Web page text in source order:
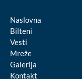
Naslovna
Bilteni
Vesti
Mreže
Galerija
Kontakt